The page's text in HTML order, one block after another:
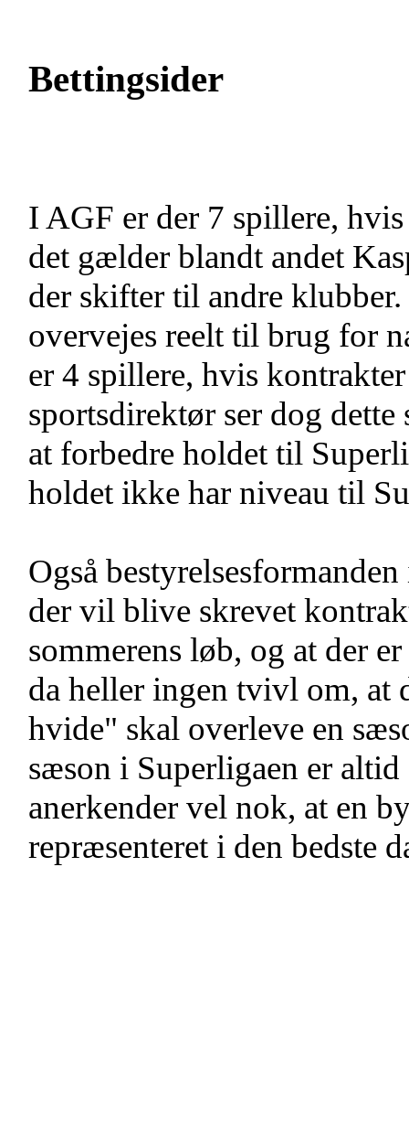
Bettingsider
I AGF er der 7 spillere,
det gælder blandt andet
der skifter til andre
overvejes reelt til brug for
er 4 spillere, hvis
sportsdirektør ser dog
at forbedre holdet til
holdet ikke har niveau til
Også
der vil blive skrevet
sommerens løb, og at der
da heller ingen tvivl om,
hvide" skal overleve en
sæson i Superligaen er
anerkender vel nok, at en
repræsenteret i den bedste